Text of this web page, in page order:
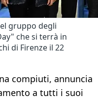
gruppo degli
che si terrà in
di Firenze il 22
compiuti, annuncia
a tutti i suoi